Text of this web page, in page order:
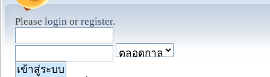
Please login or register.